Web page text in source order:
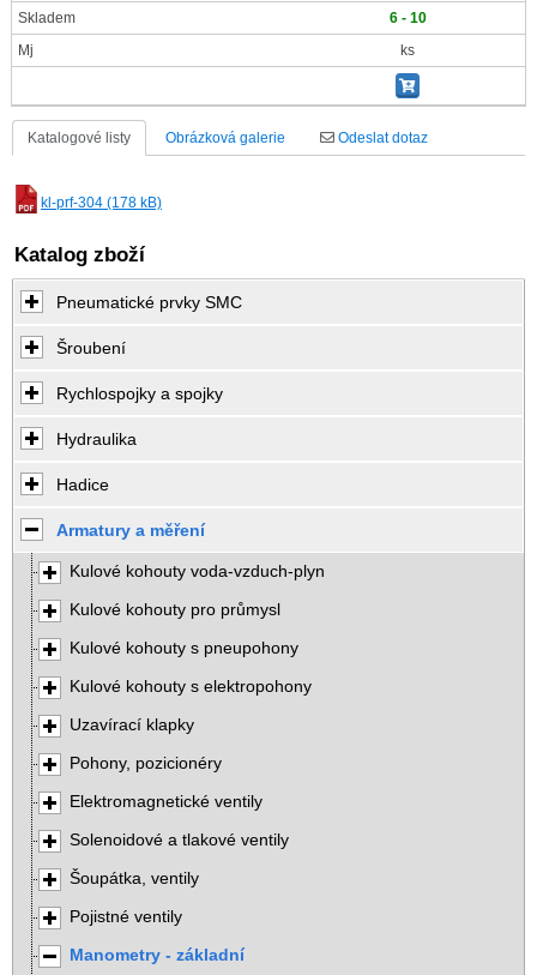
Skladem
6 - 10
Mj
ks
Katalogové listy Obrázková galerie Odeslat dotaz
kl-prf-304 (178 kB)
Katalog zboží
Pneumatické prvky SMC
Šroubení
Rychlospojky a spojky
Hydraulika
Hadice
Armatury a měření
Kulové kohouty voda-vzduch-plyn
Kulové kohouty pro průmysl
Kulové kohouty s pneupohony
Kulové kohouty s elektropohony
Uzavírací klapky
Pohony, pozicionéry
Elektromagnetické ventily
Solenoidové a tlakové ventily
Šoupátka, ventily
Pojistné ventily
Manometry - základní